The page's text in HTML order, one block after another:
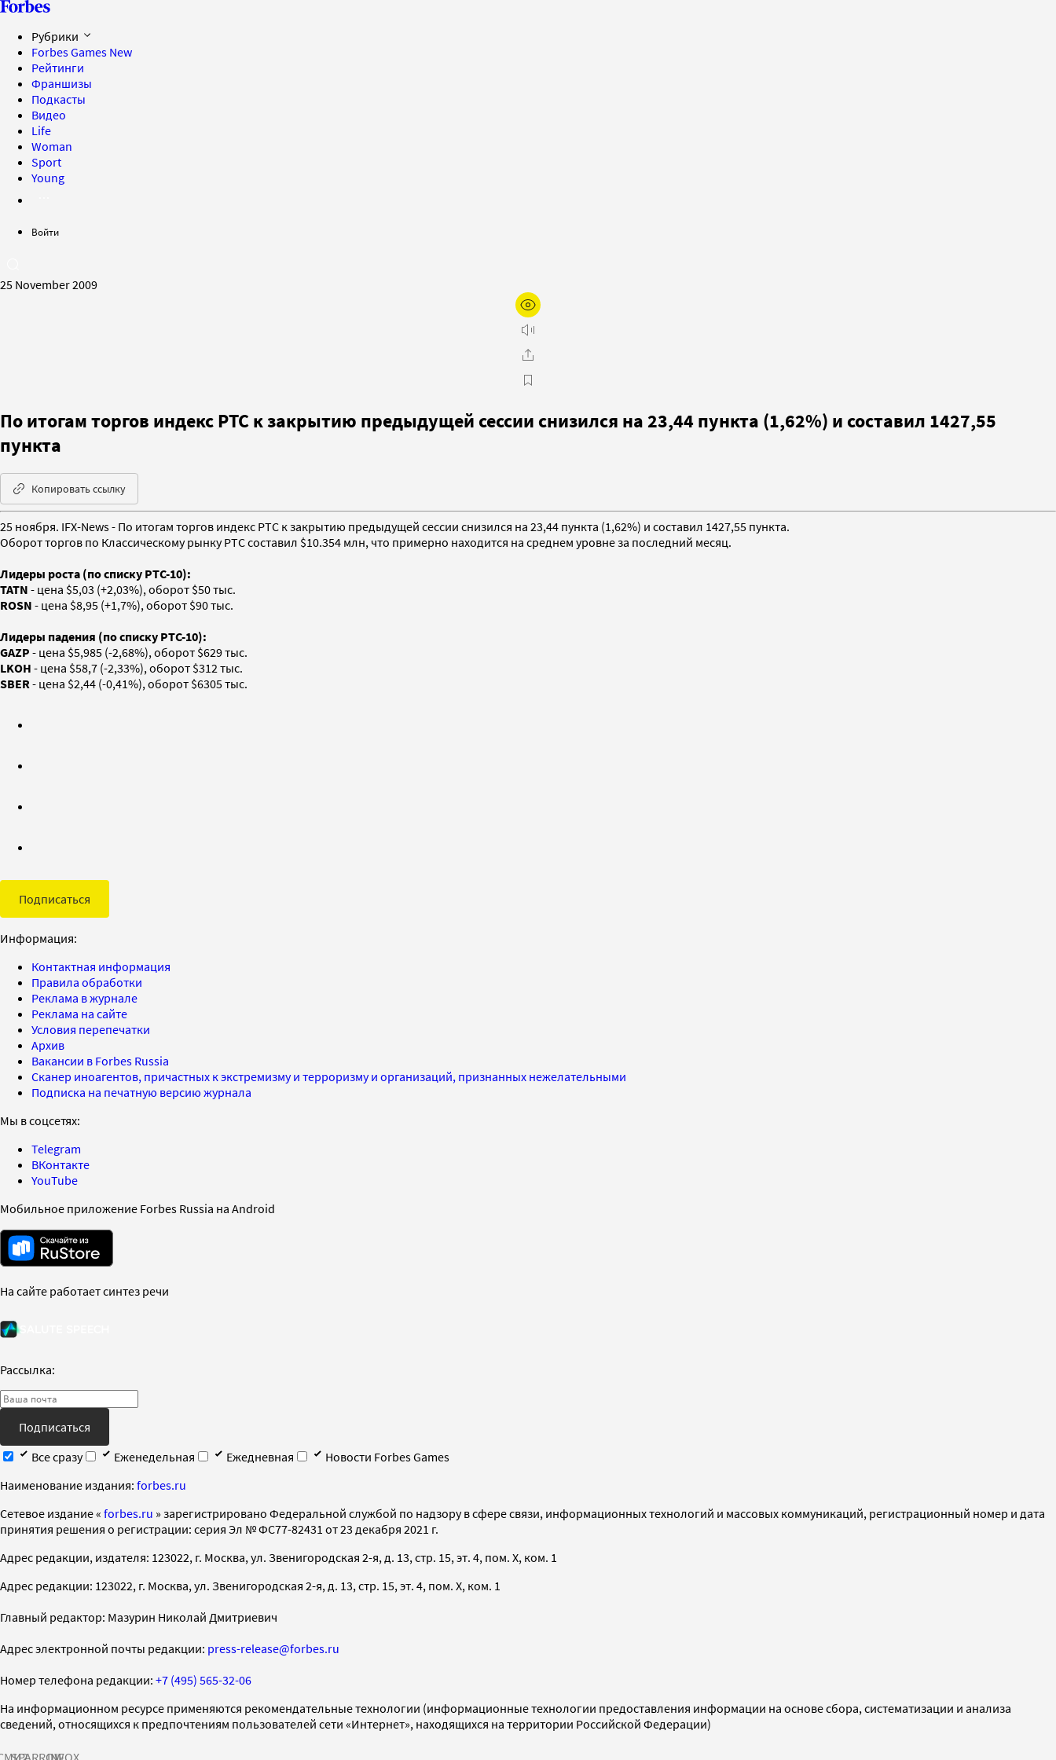
Рубрики
Forbes Games New
Рейтинги
Франшизы
Подкасты
Видео
Life
Woman
Sport
Young
Войти
25 November 2009
По итогам торгов индекс РТС к закрытию предыдущей сессии снизился на 23,44 пункта (1,62%) и составил 1427,55
пункта
Копировать ссылку
25 ноября. IFX-News - По итогам торгов индекс РТС к закрытию предыдущей сессии снизился на 23,44 пункта (1,62%) и составил 1427,55 пункта.
Оборот торгов по Классическому рынку РТС составил $10.354 млн, что примерно находится на среднем уровне за последний месяц.
Лидеры роста (по списку РТС-10):
TATN - цена $5,03 (+2,03%), оборот $50 тыс.
ROSN - цена $8,95 (+1,7%), оборот $90 тыс.
Лидеры падения (по списку РТС-10):
GAZP - цена $5,985 (-2,68%), оборот $629 тыс.
LKOH - цена $58,7 (-2,33%), оборот $312 тыс.
SBER - цена $2,44 (-0,41%), оборот $6305 тыс.
Подписаться
Информация:
Контактная информация
Правила обработки
Реклама в журнале
Реклама на сайте
Условия перепечатки
Архив
Вакансии в Forbes Russia
Сканер иноагентов, причастных к экстремизму и терроризму и организаций, признанных нежелательными
Подписка на печатную версию журнала
Мы в соцсетях:
Telegram
ВКонтакте
YouTube
Мобильное приложение Forbes Russia на Android
На сайте работает синтез речи
Рассылка:
Подписаться
Все сразу
Еженедельная Ежедневная
Новости Forbes Games
Наименование издания: forbes.ru
Cетевое издание « forbes.ru » зарегистрировано Федеральной службой по надзору в сфере связи, информационных технологий и массовых коммуникаций, регистрационный номер и дата
принятия решения о регистрации: серия Эл № ФС77-82431 от 23 декабря 2021 г.
Адрес редакции, издателя: 123022, г. Москва, ул. Звенигородская 2-я, д. 13, стр. 15, эт. 4, пом. X, ком. 1
Адрес редакции: 123022, г. Москва, ул. Звенигородская 2-я, д. 13, стр. 15, эт. 4, пом. X, ком. 1
Главный редактор: Мазурин Николай Дмитриевич
Адрес электронной почты редакции: press-release@forbes.ru
Номер телефона редакции: +7 (495) 565-32-06
На информационном ресурсе применяются рекомендательные технологии (информационные технологии предоставления информации на основе сбора, систематизации и анализа
сведений, относящихся к предпочтениям пользователей сети «Интернет», находящихся на территории Российской Федерации)
SPARROWINFOX